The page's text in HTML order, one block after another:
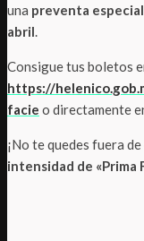
una preventa
abril.
Consigue tus boletos
https://
facie o directamente
¡No te quedes fuera
intensidad de «Prima